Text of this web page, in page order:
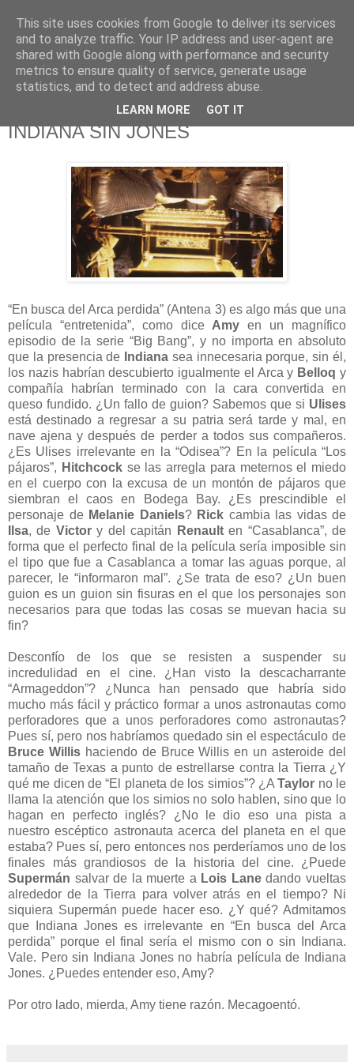
625 RANAS
LA TELEVISIÓN DESDE EL PUNTO DE VISTA BATRACIO
INDIANA SIN JONES
“En busca del Arca perdida” (Antena 3) es algo más que una
película “entretenida”, como dice Amy en un magnífico
episodio de la serie “Big Bang”, y no importa en absoluto
que la presencia de Indiana sea innecesaria porque, sin él,
los nazis habrían descubierto igualmente el Arca y Belloqy
compañía habrían terminado con la cara convertida en
queso fundido. ¿Un fallo de guion? Sabemos que si Ulises
está destinado a regresar a su patria será tarde y mal, en
nave ajena y después de perder a todos sus compañeros.
¿Es Ulises irrelevante en la “Odisea”? En la película “Los
pájaros”, Hitchcockse las arregla para meternos el miedo
en el cuerpo con la excusa de un montón de pájaros que
siembran el caos en Bodega Bay. ¿Es prescindible el
personaje de Melanie Daniels? Rick cambia las vidas de
Ilsa, de Victory del capitán Renaulten “Casablanca”, de
forma que el perfecto final de la película sería imposible sin
el tipo que fue a Casablanca a tomar las aguas porque, al
parecer, le “informaron mal”. ¿Se trata de eso? ¿Un buen
guion es un guion sin fisuras en el que los personajes son
necesarios para que todas las cosas se muevan hacia su
fin?
Desconfío de los que se resisten a suspender su
incredulidad en el cine. ¿Han visto la descacharrante
“Armageddon”? ¿Nunca han pensado que habría sido
mucho más fácil y práctico formar a unos astronautas como
perforadores que a unos perforadores como astronautas?
Pues sí, pero nos habríamos quedado sin el espectáculo de
Bruce Willishaciendo de Bruce Willis en un asteroide del
tamaño de Texas a punto de estrellarse contra la Tierra ¿Y
qué me dicen de “El planeta de los simios”? ¿ATaylor no le
llama la atención que los simios no solo hablen, sino que lo
hagan en perfecto inglés? ¿No le dio eso una pista a
nuestro escéptico astronauta acerca del planeta en el que
estaba? Pues sí, pero entonces nos perderíamos uno de los
finales más grandiosos de la historia del cine. ¿Puede
Supermán salvar de la muerte a Lois Lanedando vueltas
alrededor de la Tierra para volver atrás en el tiempo? Ni
siquiera Supermán puede hacer eso. ¿Y qué? Admitamos
que Indiana Jones es irrelevante en “En busca del Arca
perdida” porque el final sería el mismo con o sin Indiana.
Vale. Pero sin Indiana Jones no habría película de Indiana
Jones. ¿Puedes entender eso, Amy?
Por otro lado, mierda, Amy tiene razón. Mecagoentó.
This site uses cookies from Google to deliver its services
and to analyze traffic. Your IP address and user-agent are
shared with Google along with performance and security
metrics to ensure quality of service, generate usage
statistics, and to detect and address abuse.
LEARN MORE GOT IT